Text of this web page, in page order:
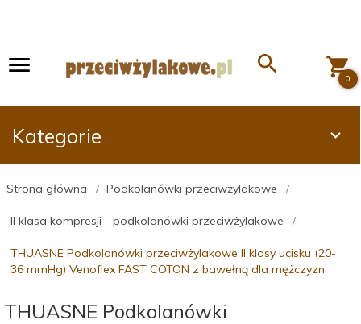
0
Kategorie
Strona główna Podkolanówki przeciwżylakowe
II klasa kompresji - podkolanówki przeciwżylakowe
THUASNE Podkolanówki przeciwżylakowe II klasy ucisku (20-
36 mmHg) Venoflex FAST COTON z bawełną dla mężczyzn
THUASNE Podkolanówki